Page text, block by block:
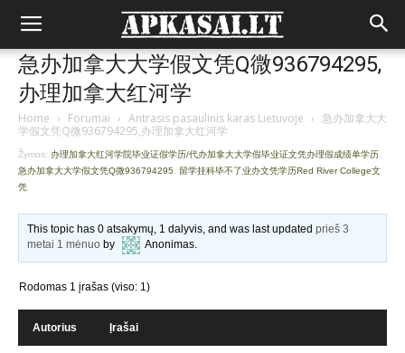
急办加拿大大学假文凭Q微936794295,
办理加拿大红河学
Home › Forumai › Antrasis pasaulinis karas Lietuvoje › 急办加拿大大
学假文凭Q微936794295,办理加拿大红河学
Žymos: 办理加拿大红河学院毕业证假学历/代办加拿大大学假毕业证文凭办理假成绩单学历
急办加拿大大学假文凭Q微936794295
留学挂科毕不了业办文凭学历Red River College文
凭
This topic has 0 atsakymų, 1 dalyvis, and was last updatedprieš 3
metai 1 mėnuo by Anonimas.
Rodomas 1 įrašas (viso: 1)
Autorius Įrašai